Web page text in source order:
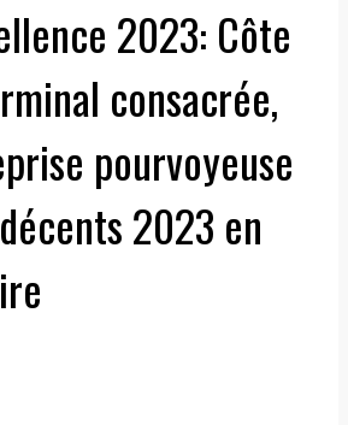
2023: Côte
consacrée,
pourvoyeuse
2023 en